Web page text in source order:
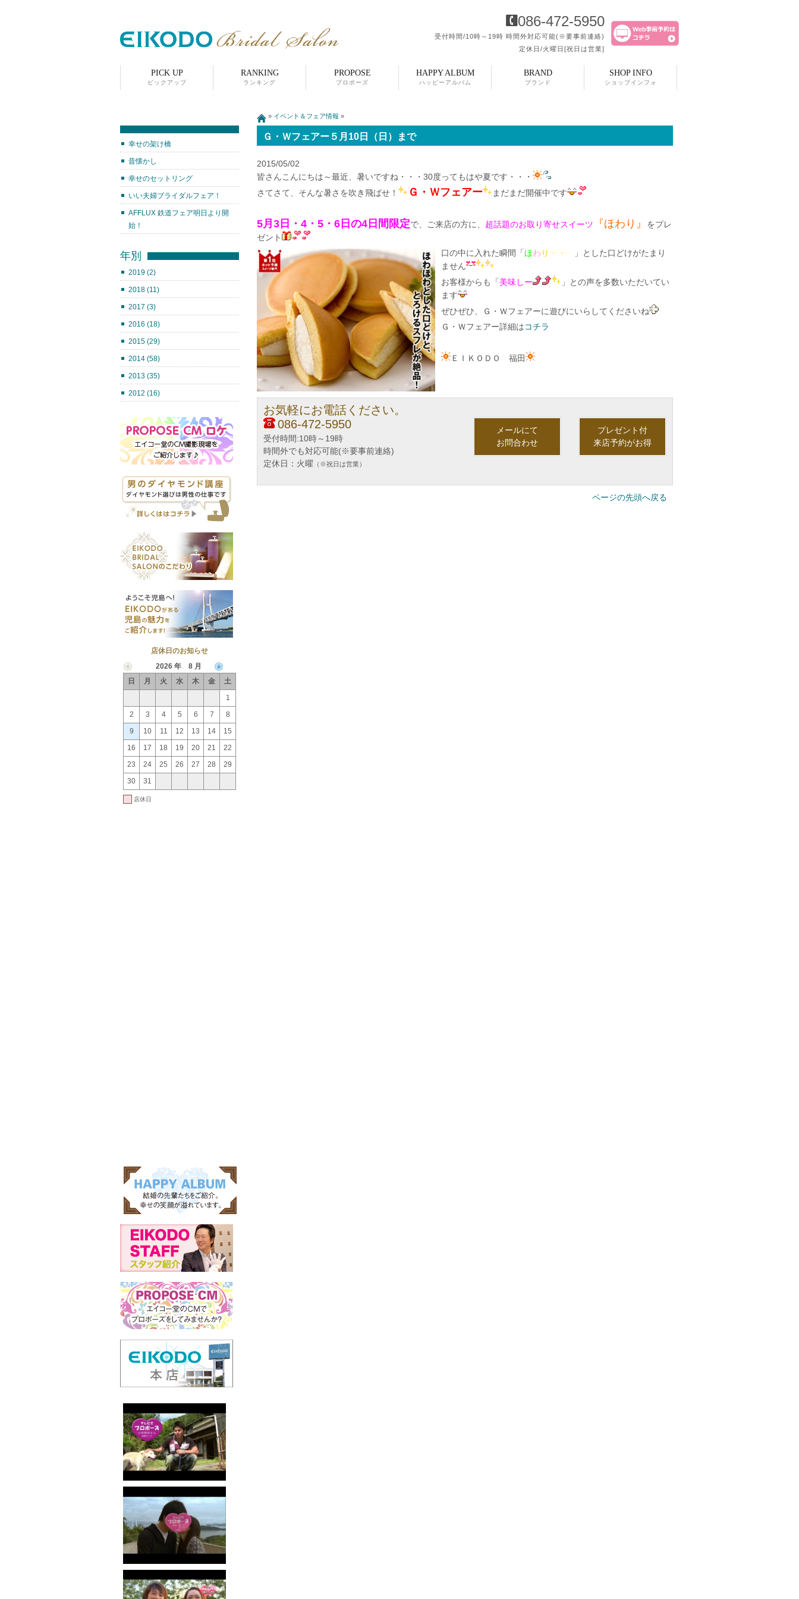
086-472-5950
受付時間/10時～19時 時間外対応可能(※要事前連絡)
定休日/火曜日[祝日は営業]
PICK UP
ピックアップ
RANKING
ランキング
PROPOSE
プロポーズ
HAPPY ALBUM
ハッピーアルバム
BRAND
ブランド
SHOP INFO
ショップインフォ
» イベント＆フェア情報 »
幸せの架け橋
昔懐かし
幸せのセットリング
いい夫婦ブライダルフェア！
AFFLUX 鉄道フェア明日より開
始！
年別
2019 (2)
2018 (11)
2017 (3)
2016 (18)
2015 (29)
2014 (58)
2013 (35)
2012 (16)
店休日のお知らせ
2026 年 8 月
日
月 火 水 木 金
土
1
2
3 4 5 6 7
8
9
10 11 12 13 14
15
16
17 18 19 20 21
22
23
24 25 26 27 28
29
30
31
店休日
Ｇ・Ｗフェアー５月10日（日）まで
2015/05/02
皆さんこんにちは～最近、暑いですね・・・30度ってもはや夏です・・・
さてさて、そんな暑さを吹き飛ばせ！
Ｇ・Ｗフェアー まだまだ開催中です
5月3日・4・5・6日の4日間限定で、ご来店の方に、 超話題のお取り寄せスイーツ 『ほわり』
をプレ
ゼント
口の中に入れた瞬間「 ほわ り ・・ ・
」とした口どけがたまり
ません
お客様からも「 美味しー
」との声を多数いただいてい
ます
ぜひぜひ、Ｇ・Ｗフェアーに遊びにいらしてくださいね
Ｇ・Ｗフェアー詳細はコチラ
ＥＩＫＯＤＯ 福田
お気軽にお電話ください。
086-472-5950
受付時間:10時～19時
時間外でも対応可能(※要事前連絡)
定休日：火曜 （※祝日は営業）
メールにて
お問合わせ
プレゼント付
来店予約がお得
ページの先頭へ戻る